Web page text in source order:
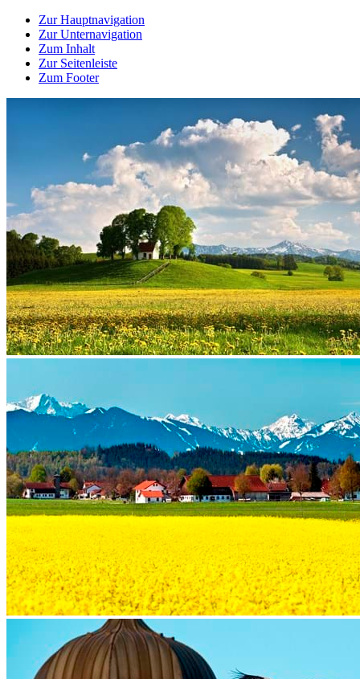
Zur Hauptnavigation
Zur Unternavigation
Zum Inhalt
Zur Seitenleiste
Zum Footer